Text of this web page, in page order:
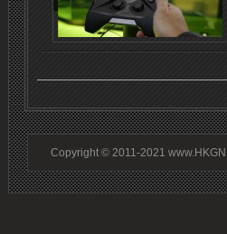
Copyright © 2011-2021